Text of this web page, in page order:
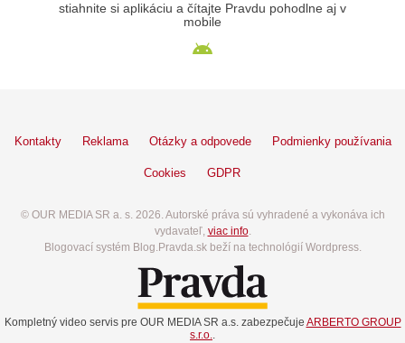
stiahnite si aplikáciu a čítajte Pravdu pohodlne aj v
mobile
Kontakty Reklama Otázky a odpovede Podmienky používania
Cookies GDPR
© OUR MEDIA SR a. s. 2026. Autorské práva sú vyhradené a vykonáva ich
vydavateľ, viac info.
Blogovací systém Blog.Pravda.sk beží na technológií Wordpress.
Kompletný video servis pre OUR MEDIA SR a.s. zabezpečuje ARBERTO GROUP
s.r.o.